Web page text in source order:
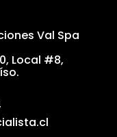
Val Spa
Local #8,